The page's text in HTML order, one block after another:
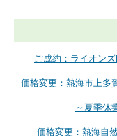
ご成約：ライオン
価格変更：熱海市上多
～夏季休
価格変更：熱海自